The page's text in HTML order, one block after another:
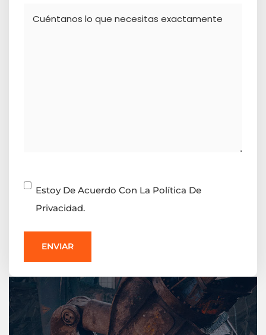
Consentimiento
Estoy De Acuerdo Con La Política De
Privacidad.